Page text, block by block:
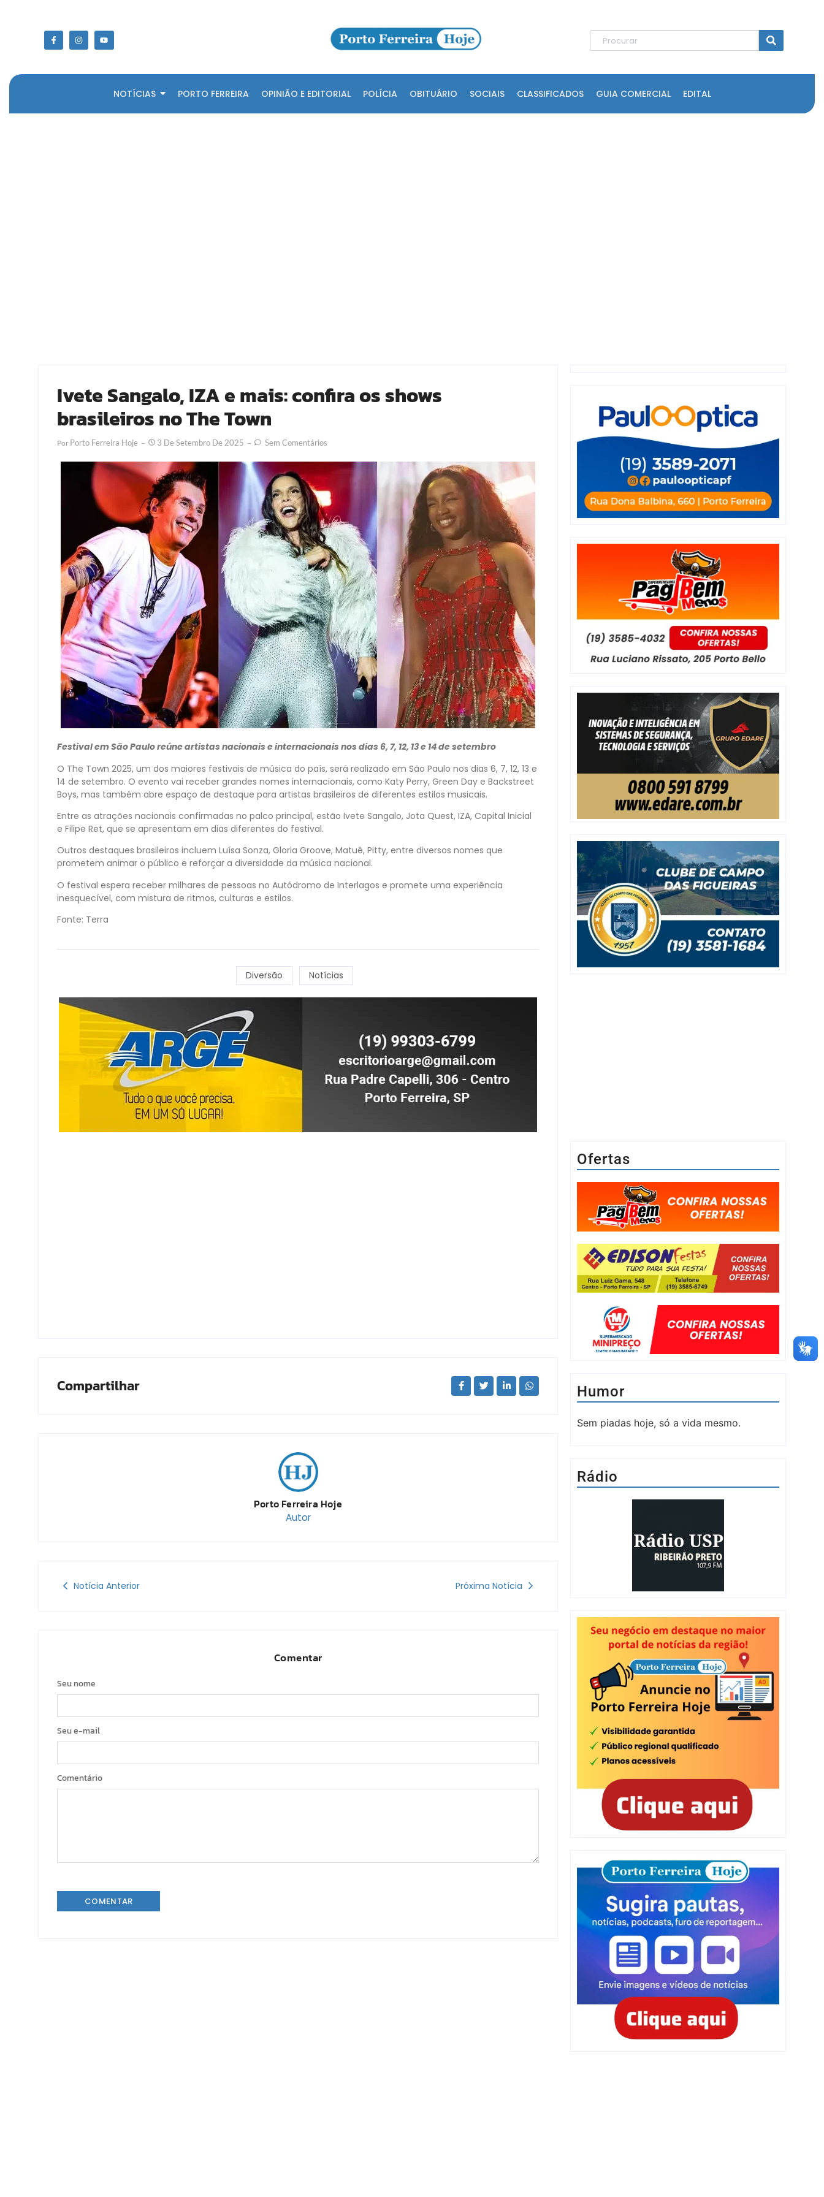
NOTÍCIAS PORTO FERREIRA OPINIÃO E EDITORIAL POLÍCIA OBITUÁRIO SOCIAIS CLASSIFICADOS GUIA COMERCIAL EDITAL
Ivete Sangalo, IZA e mais: confira os shows
brasileiros no The Town
Por Porto Ferreira Hoje 3 De Setembro De 2025 Sem Comentários
Festival em São Paulo reúne artistas nacionais e internacionais nos dias 6, 7, 12, 13 e 14 de setembro
O The Town 2025, um dos maiores festivais de música do país, será realizado em São Paulo nos dias 6, 7, 12, 13 e
14 de setembro. O evento vai receber grandes nomes internacionais, como Katy Perry, Green Day e Backstreet
Boys, mas também abre espaço de destaque para artistas brasileiros de diferentes estilos musicais.
Entre as atrações nacionais confirmadas no palco principal, estão Ivete Sangalo, Jota Quest, IZA, Capital Inicial
e Filipe Ret, que se apresentam em dias diferentes do festival.
Outros destaques brasileiros incluem Luísa Sonza, Gloria Groove, Matuê, Pitty, entre diversos nomes que
prometem animar o público e reforçar a diversidade da música nacional.
O festival espera receber milhares de pessoas no Autódromo de Interlagos e promete uma experiência
inesquecível, com mistura de ritmos, culturas e estilos.
Fonte: Terra
Diversão Notícias
Compartilhar
Porto Ferreira Hoje
Autor
Notícia Anterior Próxima Notícia
Comentar
Seu nome
Seu e-mail
Comentário
Ofertas
Humor
Sem piadas hoje, só a vida mesmo.
Rádio